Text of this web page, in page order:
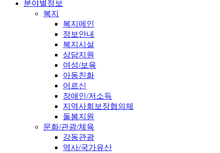
분야별정보
복지
복지메인
정보안내
복지시설
상담지원
여성/보육
아동친화
어르신
장애인/저소득
지역사회보장협의체
돌봄지원
문화/관광/체육
강동관광
역사/국가유산